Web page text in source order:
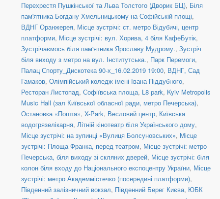
Перехрестя Пушкінської та Льва Толстого (Дворик БЦ), Біля
пам'ятника Богдану Хмельницькому на Софійській площі,
ВДНГ Оранжерея, Місце зустрічі: ст. метро Відубичі, центр
платформи, Місце зустрічі: вул. Хорива, 4 біля КафеБутік,
Зустрічаємось біля пам'ятника Ярославу Мудрому., Зустріч
біля виходу з метро на вул. Інститутська., Парк Перемоги,
Палац Спорту_Дискотека 90-х_16.02.2019 19:00, ВДНГ, Сад
Гамаков, Олімпійський коледж імені Івана Піддубного,
Ресторан Листопад, Софіївська площа, L8 park, Kyiv Metropolis
Music Hall (зал Київської обласної ради, метро Печерська),
Остановка «Пошта», X-Park, Весловий центр, Київська
водогрязелікарня, Літній кінотеатр біля Українського дому,
Місце зустрічі: на зупинці «Вулиця Болсуновських», Місце
зустрічі: Площа Франка, перед театром, Місце зустрічі: метро
Печерська, біля виходу зі скляних дверей, Місце зустрічі: біля
колон біля входу до Національного експоцентру України, Місце
зустрічі: метро Академмістечко (посередині платформи),
Південний залізничний вокзал, Південний Берег Києва, ЮБК